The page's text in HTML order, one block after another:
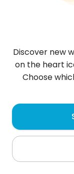
Najezdzca
Fordon
Pierwszy nie
najlepszą
Discover new
on the heart
Choose